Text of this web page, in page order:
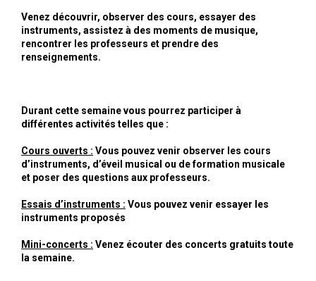
Venez découvrir, observer des cours, essayer des
instruments, assistez à des moments de musique,
rencontrer les professeurs et prendre des
renseignements.
Durant cette semaine vous pourrez participer à
différentes activités telles que :
Cours ouverts : Vous pouvez venir observer les cours
d’instruments, d’éveil musical ou de formation musicale
et poser des questions aux professeurs.
Essais d’instruments : Vous pouvez venir essayer les
instruments proposés
Mini-concerts : Venez écouter des concerts gratuits toute
la semaine.